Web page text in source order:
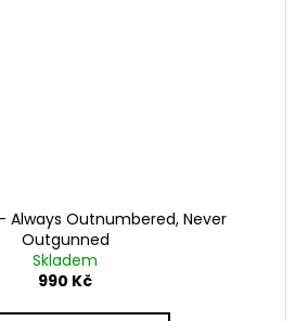
Always Outnumbered, Never
Outgunned
Skladem
990 Kč